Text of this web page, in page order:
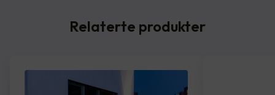
Relaterte produkter